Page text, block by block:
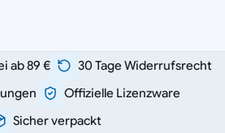
ab 89 €
30 Tage Widerrufsrecht
Offizielle Lizenzware
Sicher verpackt